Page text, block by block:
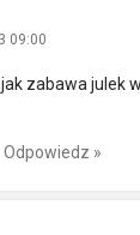
09:00
zabawa julek
Odpowiedz »